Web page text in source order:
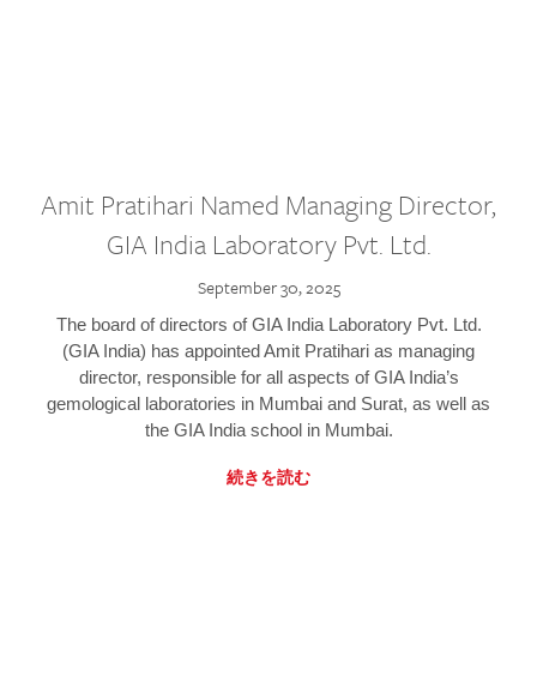
Amit Pratihari Named Managing Director,
GIA India Laboratory Pvt. Ltd.
September 30, 2025
The board of directors of GIA India Laboratory Pvt. Ltd.
(GIA India) has appointed Amit Pratihari as managing
director, responsible for all aspects of GIA India’s
gemological laboratories in Mumbai and Surat, as well as
the GIA India school in Mumbai.
続きを読む